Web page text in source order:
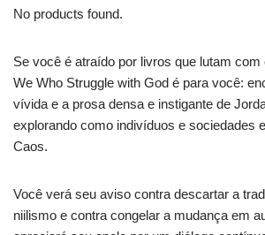
No products found.
Se você é atraído por livros que lutam com
We Who Struggle with God é para você:
vívida e a prosa densa e instigante de
explorando como indivíduos e sociedades
Caos.
Você verá seu aviso contra descartar a
niilismo e contra congelar a mudança em